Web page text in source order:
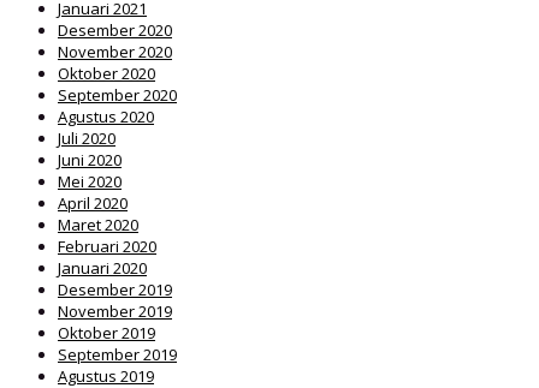
Januari 2021
Desember 2020
November 2020
Oktober 2020
September 2020
Agustus 2020
Juli 2020
Juni 2020
Mei 2020
April 2020
Maret 2020
Februari 2020
Januari 2020
Desember 2019
November 2019
Oktober 2019
September 2019
Agustus 2019